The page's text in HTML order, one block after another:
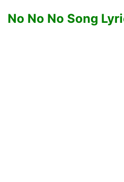
No No No Song